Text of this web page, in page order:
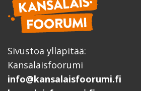
Sivustoa ylläpitää:
Kansalaisfoorumi
info@kansalaisfoorumi.fi